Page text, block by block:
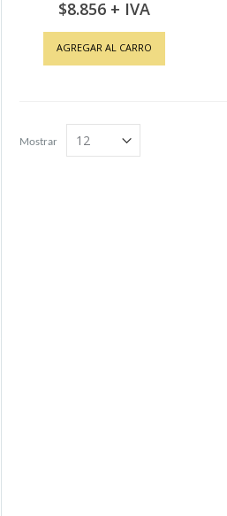
$8.856
AGREGAR AL CARRO
Mostrar
This Item